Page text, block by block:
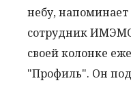
небу,
сотрудник
своей колонке
"Профиль". Он